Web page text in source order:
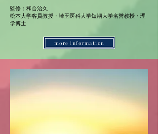
監修：和合治久
松本大学客員教授・埼玉医科大学短期大学名誉教授・理
学博士
more information